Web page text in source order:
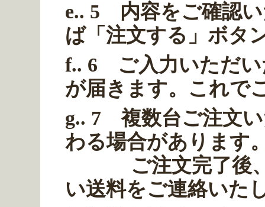
e.. 5 内容をご確認
ば「注文する」ボタ
f.. 6 ご入力いただい
が届きます。これで
g.. 7 複数台ご注文
わる場合があります
ご注文完了後、
い送料をご連絡いた